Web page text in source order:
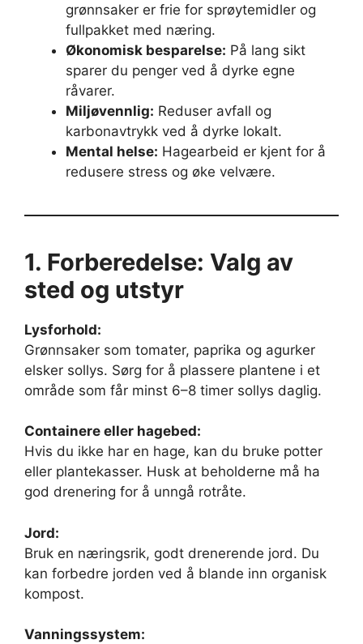
grønnsaker er frie for sprøytemidler og
fullpakket med næring.
Økonomisk besparelse: På lang sikt
sparer du penger ved å dyrke egne
råvarer.
Miljøvennlig: Reduser avfall og
karbonavtrykk ved å dyrke lokalt.
Mental helse: Hagearbeid er kjent for å
redusere stress og øke velvære.
1. Forberedelse: Valg av
sted og utstyr
Lysforhold:
Grønnsaker som tomater, paprika og agurker
elsker sollys. Sørg for å plassere plantene i et
område som får minst 6–8 timer sollys daglig.
Containere eller hagebed:
Hvis du ikke har en hage, kan du bruke potter
eller plantekasser. Husk at beholderne må ha
god drenering for å unngå rotråte.
Jord:
Bruk en næringsrik, godt drenerende jord. Du
kan forbedre jorden ved å blande inn organisk
kompost.
Vanningssystem: